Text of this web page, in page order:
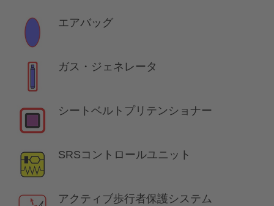
エアバッグ
ガス・ジェネレータ
シートベルトプリテンショナー
SRSコントロールユニット
アクティブ歩行者保護システム